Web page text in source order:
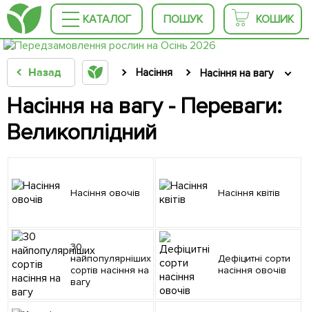
КАТАЛОГ ПОШУК КОШИК
Назад Насіння Насіння на вагу
Насіння на вагу - Переваги:
Великоплідний
Насіння овочів Насіння квітів
30
найпопулярніших
сортів насіння на
вагу
Дефіцитні сорти
насіння овочів